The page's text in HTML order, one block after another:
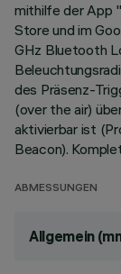
mithilfe der App
Store und im
GHz Bluetooth
des Präsenz-
(over the air)
aktivierbar ist
Beacon).
ABMESSUNGEN
Allgemein